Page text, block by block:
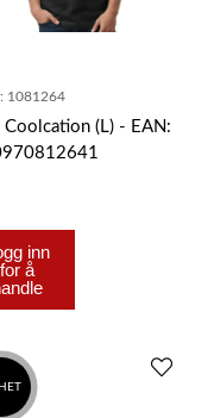
1081264
Coolcation (L) - EAN:
inn
for å